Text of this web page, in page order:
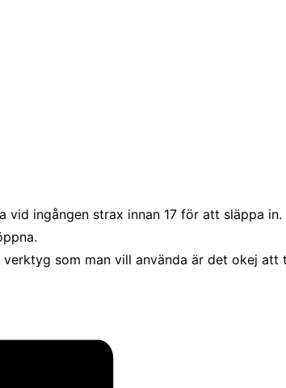
ingången strax innan 17 för att släppa
som man vill använda är det okej att